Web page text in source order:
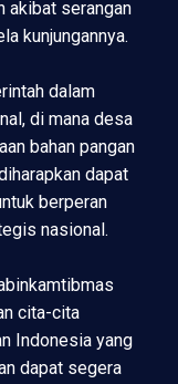
akibat serangan
kunjungannya.
dalam
di mana desa
bahan pangan
dapat
berperan
nasional.
cita-cita
Indonesia yang
dapat segera